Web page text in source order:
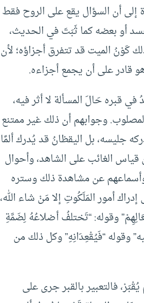
أن السؤال يقع على الروح فقط
أو بعضه كما ثَبَتَ في الحديث،
كَوْنُ الميت قد تتفرق أجزاؤه؛ لأن
قادر على أن يجمع أجزاءه.
قبره حَالَ المسألة لا أثر فيه،
وجوابهم أن ذلك غير ممتنع
جليسه، بل اليقظانُ قد يُدرك ألمًا
قياس الغائب على الشاهد، وأحوال
وأسماعهم عن مشاهدة ذلك وستره
أمور المَلَكُوتِ إلا مَنْ شاء الله،
وقوله: “تَختلفُ أضلاعُهُ لِضَمَّةِ
وقوله “فَيُقْعِدَانِهِ” وكل ذلك من
فالتعبير بالقبر جرى على